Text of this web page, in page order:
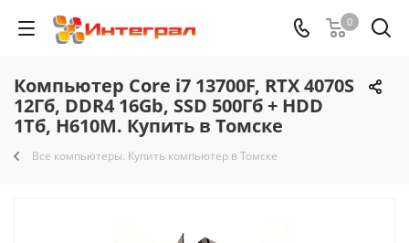
0
Компьютер Core i7 13700F, RTX 4070S
12Гб, DDR4 16Gb, SSD 500Гб + HDD
1Тб, H610M. Купить в Томске
Все компьютеры. Купить компьютер в Томске